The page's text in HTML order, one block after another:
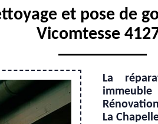
et pose de
Vicomtesse
La
La